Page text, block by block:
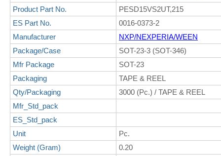
Product Part No.
PESD15VS2UT,215
ES Part No.
0016-0373-2
Manufacturer
NXP/NEXPERIA/WEEN
Package/Case
SOT-23-3 (SOT-346)
Mfr Package
SOT-23
Packaging
TAPE & REEL
Qty/Packaging
3000 (Pc.) / TAPE & REEL
Mfr_Std_pack
ES_Std_pack
Unit
Pc.
Weight (Gram)
0.20